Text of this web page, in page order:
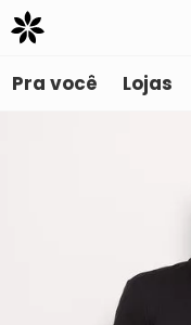
Pra você Lojas